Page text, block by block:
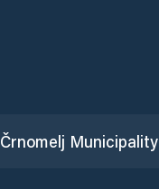
Črnomelj Municipality